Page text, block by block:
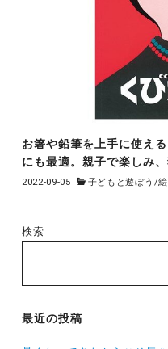
お箸や鉛筆を上手に使え
にも最適。親子で楽しみ
2022-09-05 子どもと遊ぼう /
検索
最近の投稿